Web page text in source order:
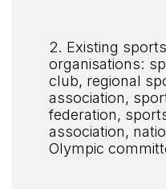
2. Existing sports
organisations:
club, regional
association,
federation,
association,
Olympic